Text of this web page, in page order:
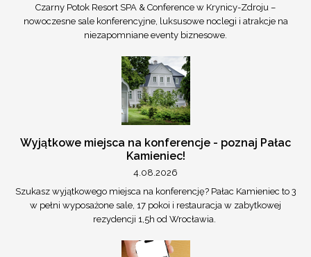
Czarny Potok Resort SPA & Conference w Krynicy-Zdroju –
nowoczesne sale konferencyjne, luksusowe noclegi i atrakcje na
niezapomniane eventy biznesowe.
Wyjątkowe miejsca na konferencje - poznaj Pałac
Kamieniec!
4.08.2026
Szukasz wyjątkowego miejsca na konferencję? Pałac Kamieniec to 3
w pełni wyposażone sale, 17 pokoi i restauracja w zabytkowej
rezydencji 1,5h od Wrocławia.